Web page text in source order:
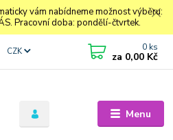
vám nabídneme možnost výběru:
Pracovní doba: pondělí-čtvrtek.
Menu
CZK 0 ks
za 0,00 Kč